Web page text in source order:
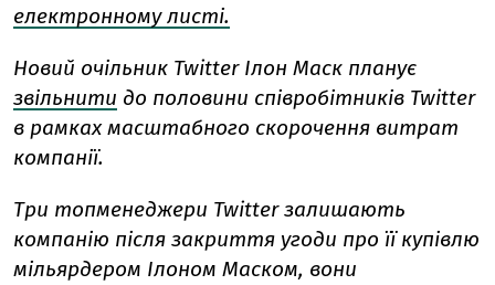
електронному листі.
Новий очільник Twitter Ілон Маск планує
звільнити до половини співробітників Twitter
в рамках масштабного скорочення витрат
компанії.
Три топменеджери Twitter залишають
компанію після закриття угоди про її купівлю
мільярдером Ілоном Маском, вони